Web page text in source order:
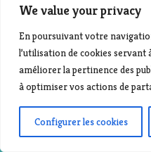
We value your privacy
En poursuivant votre
l’utilisation de cookies servant
améliorer la pertinence des
à optimiser vos actions de
Configurer les cookies